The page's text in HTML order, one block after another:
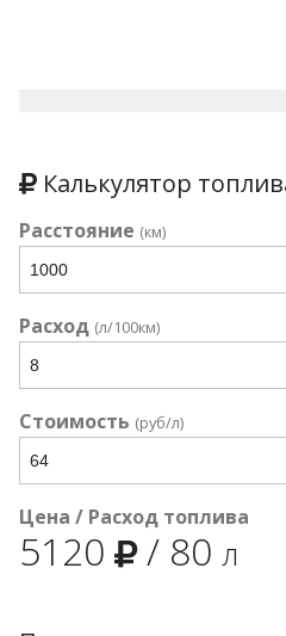
Калькулятор
Расстояние (км)
Расход (л/100км)
Стоимость (руб/л)
Цена / Расход топлива
5120 / 80 л